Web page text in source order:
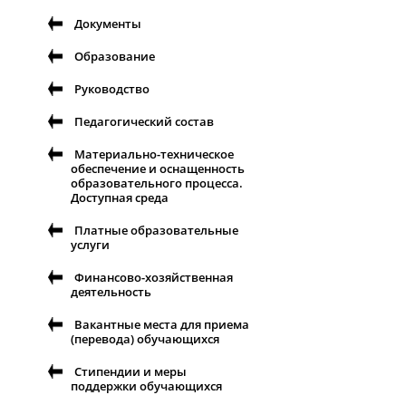
Документы
Образование
Руководство
Педагогический состав
Материально-техническое
обеспечение и оснащенность
образовательного процесса.
Доступная среда
Платные образовательные
услуги
Финансово-хозяйственная
деятельность
Вакантные места для приема
(перевода) обучающихся
Стипендии и меры
поддержки обучающихся